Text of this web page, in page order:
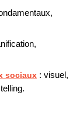
sociaux : visuel,